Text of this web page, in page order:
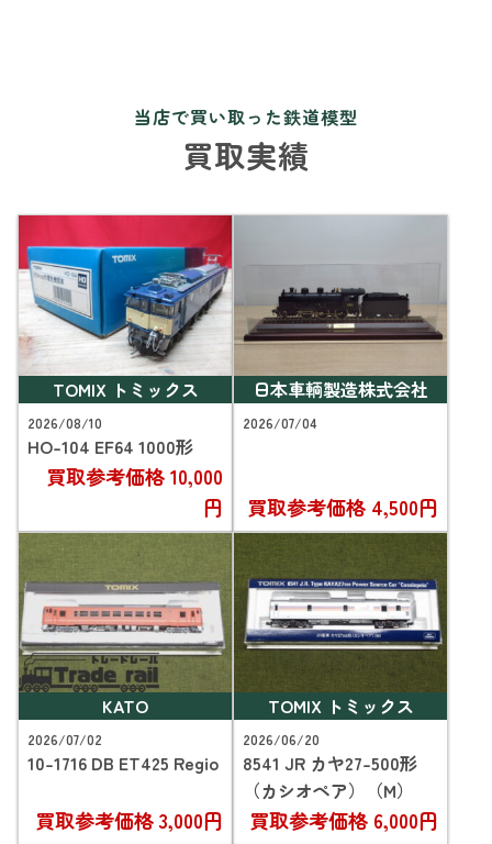
当店で買い取った鉄道模型
買取実績
TOMIX トミックス
2026/08/10
HO-104 EF64 1000形
買取参考価格10,000
円
日本車輌製造株式会社
2026/07/04
買取参考価格 4,500円
KATO
2026/07/02
10-1716 DB ET425 Regio
買取参考価格3,000円
TOMIX トミックス
2026/06/20
8541 JR カヤ27-500形
（カシオペア）（M）
買取参考価格 6,000円